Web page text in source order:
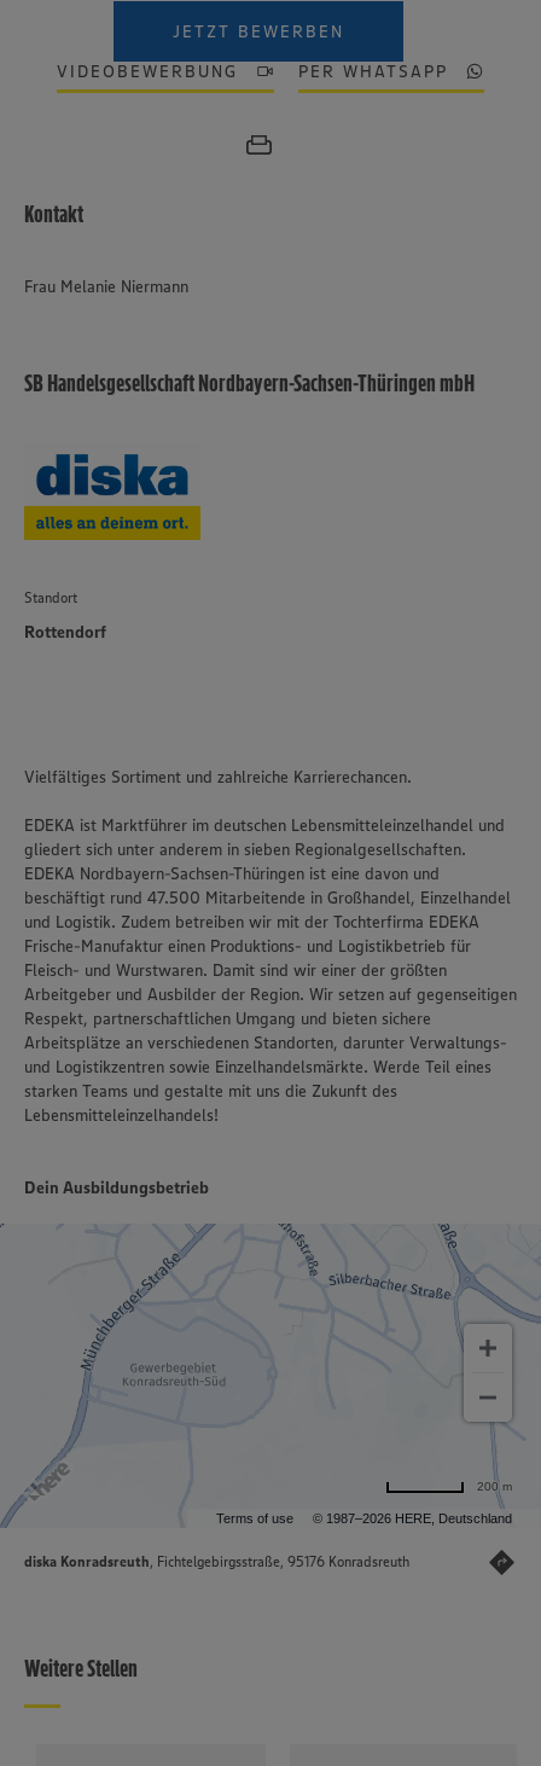
JETZT BEWERBEN
VIDEOBEWERBUNG
PER WHATSAPP
Kontakt
Frau Melanie Niermann
SB Handelsgesellschaft Nordbayern-Sachsen-Thüringen mbH
Standort
Rottendorf
Vielfältiges Sortiment und zahlreiche Karrierechancen.
EDEKA ist Marktführer im deutschen Lebensmitteleinzelhandel und
gliedert sich unter anderem in sieben Regionalgesellschaften.
EDEKA Nordbayern-Sachsen-Thüringen ist eine davon und
beschäftigt rund 47.500 Mitarbeitende in Großhandel, Einzelhandel
und Logistik. Zudem betreiben wir mit der Tochterfirma EDEKA
Frische-Manufaktur einen Produktions- und Logistikbetrieb für
Fleisch- und Wurstwaren. Damit sind wir einer der größten
Arbeitgeber und Ausbilder der Region. Wir setzen auf gegenseitigen
Respekt, partnerschaftlichen Umgang und bieten sichere
Arbeitsplätze an verschiedenen Standorten, darunter Verwaltungs-
und Logistikzentren sowie Einzelhandelsmärkte. Werde Teil eines
starken Teams und gestalte mit uns die Zukunft des
Lebensmitteleinzelhandels!
Dein Ausbildungsbetrieb
Terms of use © 1987–2026 HERE, Deutschland
200 m
diska Konradsreuth, Fichtelgebirgsstraße, 95176 Konradsreuth
Weitere Stellen